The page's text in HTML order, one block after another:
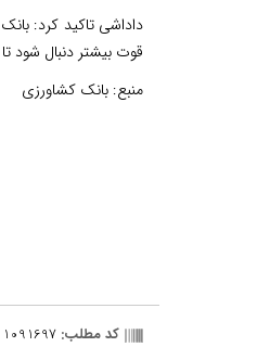
داداشی تاکید کرد:
قوت بیشتر دنبال شود تا
منبع: بانک کشاورزی
کد مطلب: 1091697